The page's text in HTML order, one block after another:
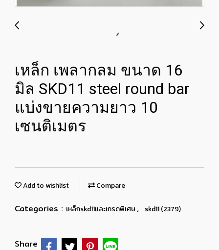
เหล็ก เพลากลม ขนาด 16
มิล SKD11 steel round bar
แบ่งขายความยาว 10
เซนติเมตร
Add to wishlist Compare
Categories : เหล็กskd11และเกรดพิเศษ, skd11 (2379)
Share